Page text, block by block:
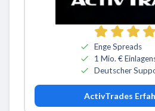
Zu
Enge Spreads
1 Mio. €
Deutscher
ActivTrades